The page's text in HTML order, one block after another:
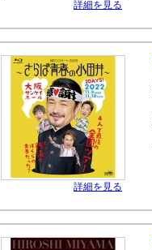
詳細を見る
詳細を見る